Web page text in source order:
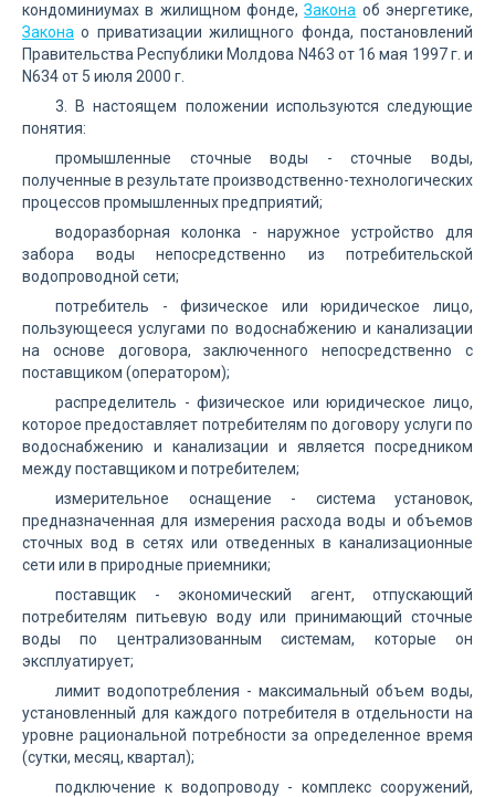
кондоминиумах в жилищном фонде,Закона об энергетике,
Закона о приватизации жилищного фонда, постановлений
Правительства Республики Молдова N463 от 16 мая 1997 г. и
N634 от 5 июля 2000 г.
3. В настоящем положении используются следующие
понятия:
промышленные сточные воды - сточные воды,
полученные в результате производственно-технологических
процессов промышленных предприятий;
водоразборная колонка - наружное устройство для
забора воды непосредственно из потребительской
водопроводной сети;
потребитель - физическое или юридическое лицо,
пользующееся услугами по водоснабжению и канализации
на основе договора, заключенного непосредственно с
поставщиком (оператором);
распределитель - физическое или юридическое лицо,
которое предоставляет потребителям по договору услуги по
водоснабжению и канализации и является посредником
между поставщиком и потребителем;
измерительное оснащение - система установок,
предназначенная для измерения расхода воды и объемов
сточных вод в сетях или отведенных в канализационные
сети или в природные приемники;
поставщик - экономический агент, отпускающий
потребителям питьевую воду или принимающий сточные
воды по централизованным системам, которые он
эксплуатирует;
лимит водопотребления - максимальный объем воды,
установленный для каждого потребителя в отдельности на
уровне рациональной потребности за определенное время
(сутки, месяц, квартал);
подключение к водопроводу - комплекс сооружений,